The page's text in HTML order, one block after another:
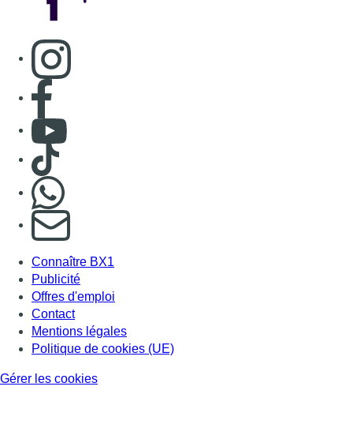
S'abonner à notre newsletter
Connaître BX1
Publicité
Offres d'emploi
Contact
Mentions légales
Politique de cookies (UE)
Gérer les cookies